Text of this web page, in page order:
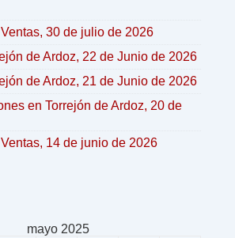
30 de julio de 2026
de Ardoz, 22 de Junio de 2026
de Ardoz, 21 de Junio de 2026
en Torrejón de Ardoz, 20 de
14 de junio de 2026
mayo 2025